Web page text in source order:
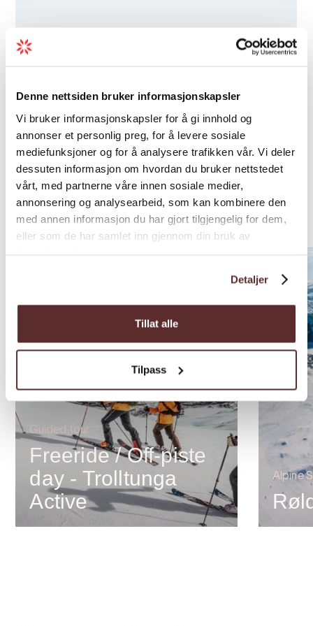
Denne nettsiden bruker informasjonskapsler
Vi bruker informasjonskapsler for å gi innhold og
annonser et personlig preg, for å levere sosiale
mediefunksjoner og for å analysere trafikken vår. Vi deler
dessuten informasjon om hvordan du bruker nettstedet
vårt, med partnerne våre innen sosiale medier,
annonsering og analysearbeid, som kan kombinere den
med annen informasjon du har gjort tilgjengelig for dem,
eller som de har samlet inn gjennom din bruk av
Detaljer
Tillat alle
Tilpass
Other attractions
Guided tour
Freeride / Off-piste
day - Trolltunga
Active
Alpine